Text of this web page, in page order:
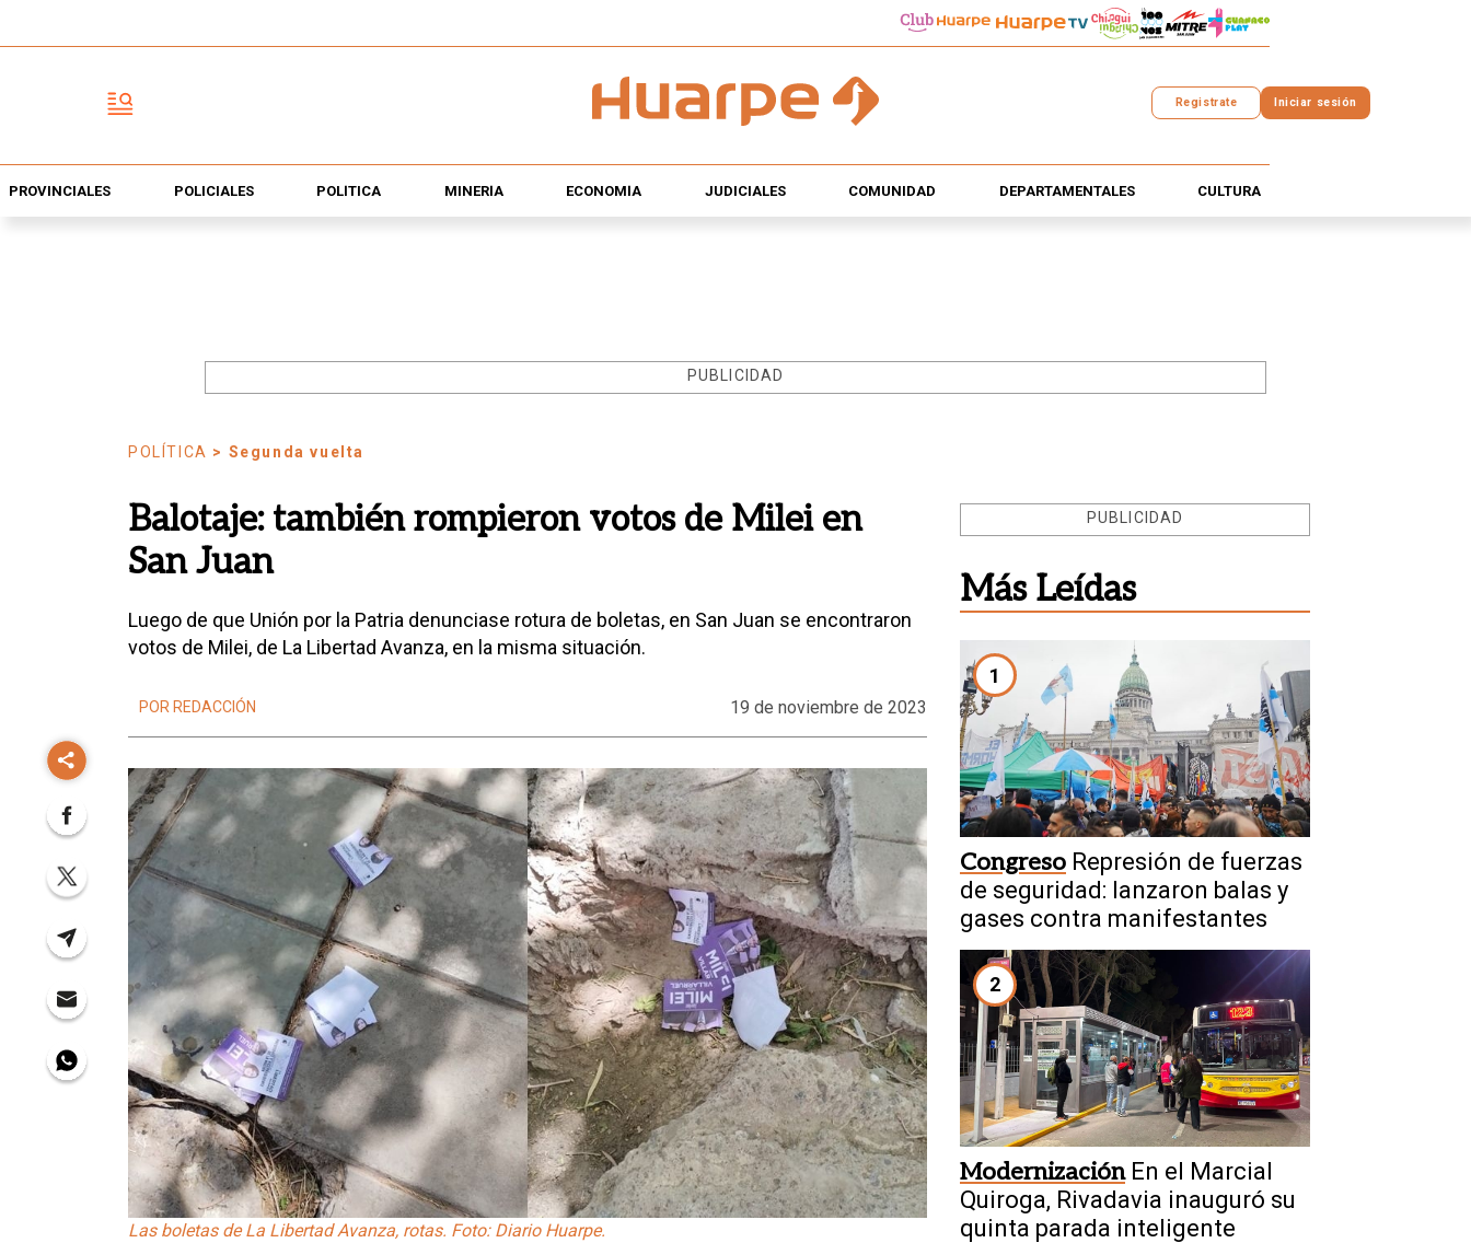
Registrate Iniciar sesión
PROVINCIALES POLICIALES POLÍTICA MINERÍA ECONOMÍA JUDICIALES COMUNIDAD DEPARTAMENTALES CULTURA
PUBLICIDAD
POLÍTICA > Segunda vuelta
Balotaje: también rompieron votos de Milei en
San Juan
Luego de que Unión por la Patria denunciase rotura de boletas, en San Juan se encontraron
votos de Milei, de La Libertad Avanza, en la misma situación.
POR REDACCIÓN 19 de noviembre de 2023
Las boletas de La Libertad Avanza, rotas. Foto: Diario Huarpe.
PUBLICIDAD
Más Leídas
1
Congreso Represión de fuerzas
de seguridad: lanzaron balas y
gases contra manifestantes
2
Modernización En el Marcial
Quiroga, Rivadavia inauguró su
quinta parada inteligente